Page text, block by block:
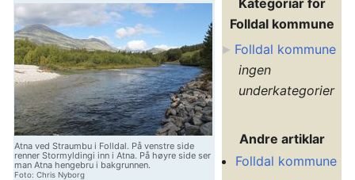
Atna ved Straumbu i Folldal. På venstre side
renner Stormyldingi inn i Atna. På høyre side ser
man Atna hengebru i bakgrunnen.
Foto: Chris Nyborg
Kategoriar for
Folldal kommune
Folldal kommune
ingen
underkategorier
Andre artiklar
Folldal kommune